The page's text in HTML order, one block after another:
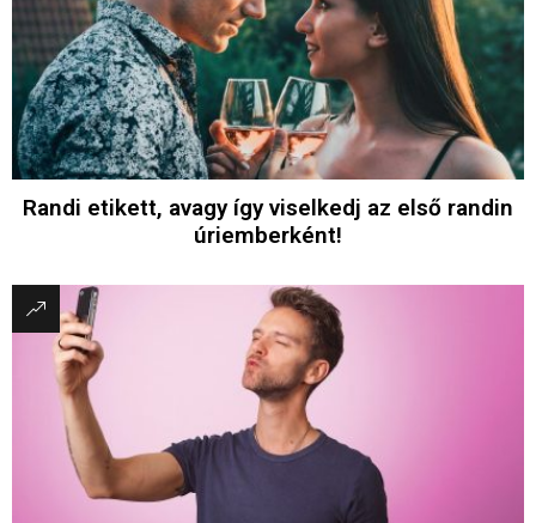
Randi etikett, avagy így viselkedj az első randin
úriemberként!